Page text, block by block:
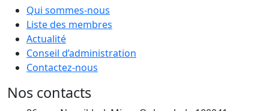
Qui sommes-nous
Liste des membres
Actualité
Conseil d’administration
Contactez-nous
Nos contacts